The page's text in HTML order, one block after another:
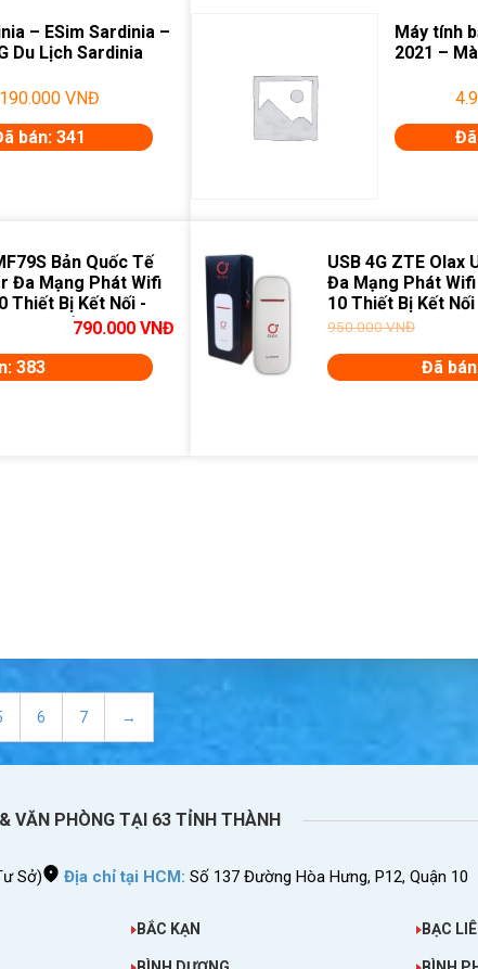
– ESim Sardinia –
Du Lịch Sardinia
190.000VNĐ
bán: 341
Máy tính
2021 –
Bản Quốc Tế
Đa Mạng Phát Wifi
Thiết Bị Kết Nối -
Số 790.000VNĐ
383
USB 4G ZTE Olax
Đa Mạng Phát
10 Thiết Bị Kết Nối
950.000VNĐ
Đã
6 7 →
VĂN PHÒNG TẠI 63 TỈNH THÀNH
Sở) Địa chỉ tại HCM: Số 137 Đường Hòa Hưng, P12, Quận 10
BẮC KẠN BẠC